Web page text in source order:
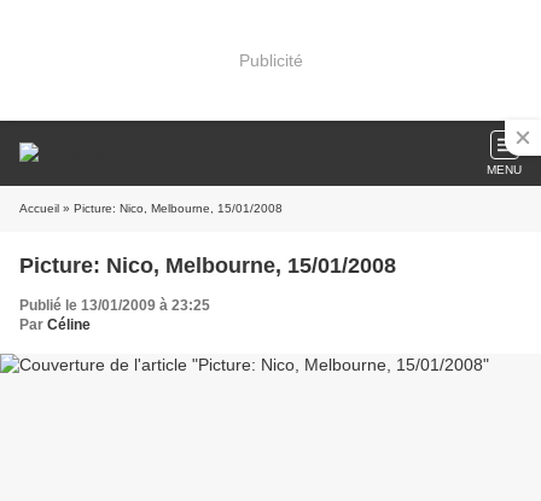
Publicité
MENU
Accueil » Picture: Nico, Melbourne, 15/01/2008
Picture: Nico, Melbourne, 15/01/2008
Publié le 13/01/2009 à 23:25
Par Céline